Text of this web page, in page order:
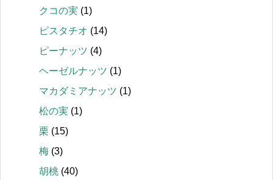
クコの実 (1)
ピスタチオ (14)
ピーナッツ (4)
ヘーゼルナッツ (1)
マカダミアナッツ (1)
松の実 (1)
栗 (15)
梅 (3)
胡桃 (40)